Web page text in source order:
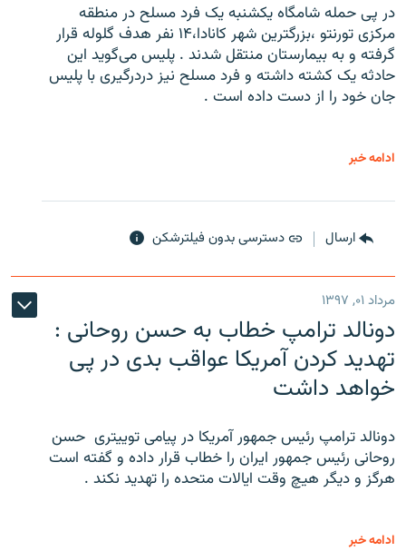
در پی حمله شامگاه یکشنبه یک فرد مسلح در منطقه
مرکزی تورنتو ،‌بزرگترین شهر کانادا،۱۴ نفر هدف گلوله قرار
گرفته و به بیمارستان منتقل شدند . پلیس می‌گوید این
حادثه یک کشته داشته و فرد مسلح نیز دردرگیری با پلیس
جان خود را از دست داده است .
ادامه خبر
ارسال دسترسی بدون فیلترشکن
مرداد ۰۱, ۱۳۹۷
دونالد ترامپ خطاب به حسن روحانی :
تهدید کردن آمریکا عواقب بدی در پی
خواهد داشت
دونالد ترامپ رئیس جمهور آمریکا در پیامی توییتری ‌ حسن
روحانی رئیس جمهور ایران را خطاب قرار داده و گفته است
هرگز و دیگر هیچ وقت ایالات متحده را تهدید نکند .
ادامه خبر